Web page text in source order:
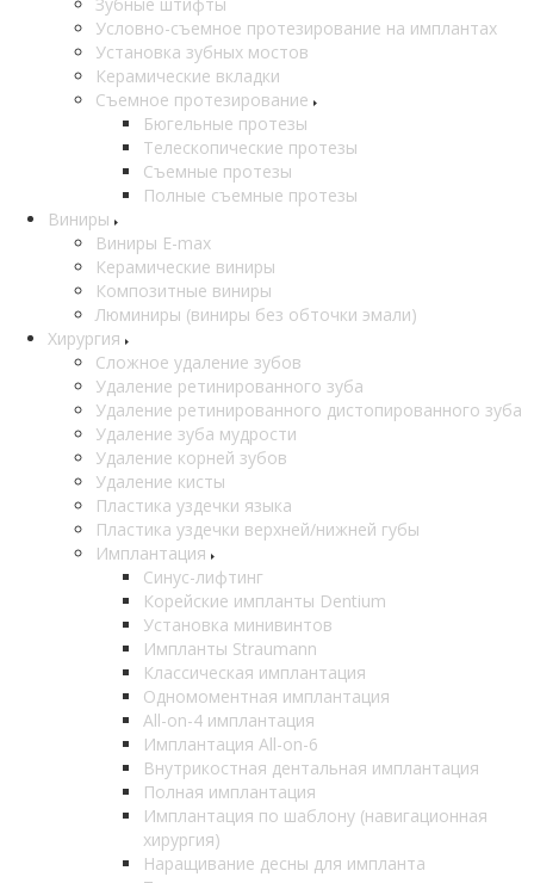
Условно-съемное протезирование на имплантах
Установка зубных мостов
Керамические вкладки
Съемное протезирование
Бюгельные протезы
Телескопические протезы
Съемные протезы
Полные съемные протезы
Виниры
Виниры E-max
Керамические виниры
Композитные виниры
Люминиры (виниры без обточки эмали)
Хирургия
Сложное удаление зубов
Удаление ретинированного зуба
Удаление ретинированного дистопированного зуба
Удаление зуба мудрости
Удаление корней зубов
Удаление кисты
Пластика уздечки языка
Пластика уздечки верхней/нижней губы
Имплантация
Синус-лифтинг
Корейские импланты Dentium
Установка минивинтов
Импланты Straumann
Классическая имплантация
Одномоментная имплантация
All-on-4 имплантация
Имплантация All-on-6
Внутрикостная дентальная имплантация
Полная имплантация
Имплантация по шаблону (навигационная
хирургия)
Наращивание десны для импланта